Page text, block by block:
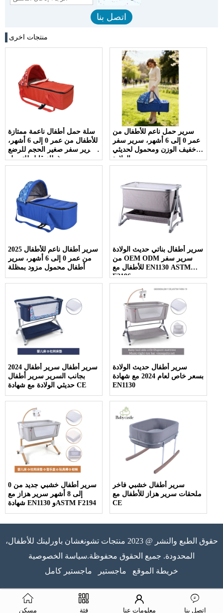
منتجات اخرى
سلة حمل أطفال ناعمة ممتازة
للأطفال من عمر 0 ​​إلى 6 أشهر،
سرير سفر صغير الحجم للرضع
مع غطاء قابل للتعديل
سرير حمل ناعم للأطفال من
عمر 0 ​​إلى 6 أشهر، سرير سفر
خفيف الوزن ومحمول لحديثي
الولادة
2025 سرير أطفال ناعم للأطفال
من عمر 0 ​​إلى 6 أشهر، سرير
أطفال محمول مزود بمظلة
سرير أطفال بناتي حديث الولادة
من OEM ODM سرير سفر
للأطفال مع EN1130 ASTM
F2196
2024 سرير أطفال سرير أطفال
بجانب السرير سرير أطفال
حديثي الولادة مع شهادة CE
سرير أطفال حديث الولادة
بسعر خاص لعام 2024 مع شهادة
EN1130
سرير أطفال خشبي جديد من 0
إلى 8 أشهر سرير هزاز مع
شهادة EN1130 وASTM F2194
سرير أطفال خشبي فاخر
ملحقات سرير هزاز للأطفال مع
CE
حقوق الطبع والنشر @ 2023 منتجات تشونغشان باورلينك للأطفال،
المحدودة. جميع الحقوق محفوظة.سياسة الخصوصية
خريطة الموقع
ماجستير ماجستير كامل
مسكن فئة معلومات عنا اتصل بنا